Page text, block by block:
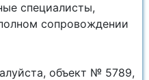
специалисты,
сопровождении
объект № 5789,